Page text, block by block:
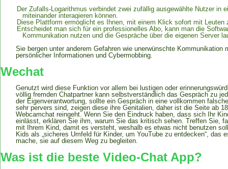
Der Zufalls-Logarithmus verbindet zwei zufällig ausgewählte Nutzer in
miteinander interagieren können.
Diese Plattform ermöglicht es Ihnen, mit einem Klick sofort mit Leuten
Entscheidet man sich für ein professionelles Abo, kann man die
Kommunikation nutzen und die Gespräche über die eigenen Server
Sie bergen unter anderem Gefahren wie unerwünschte Kommunikation
persönlicher Informationen und Cybermobbing.
Wechat
Genutzt wird diese Funktion vor allem bei lustigen oder
völlig fremden Chatpartner kann selbstverständlich das Gespräch zu
der Eigenverantwortung, sollte ein Gespräch in eine vollkommen
sehr pervers sind, zeigen diese ihre Genitalien, daher ist die Seite ab
Webcamchat reingeht. Wenn Sie den Eindruck haben, dass sich Ihr
einlässt, erklären Sie ihm, warum Sie das kritisch sehen. Treffen Sie,
mit Ihrem Kind, damit es versteht, weshalb es etwas nicht benutzen
Kids als „sicheres Umfeld für Kinder, um YouTube zu entdecken“, das
mache, sie auf diesem Weg zu begleiten.
Was ist die beste Video-Chat App?